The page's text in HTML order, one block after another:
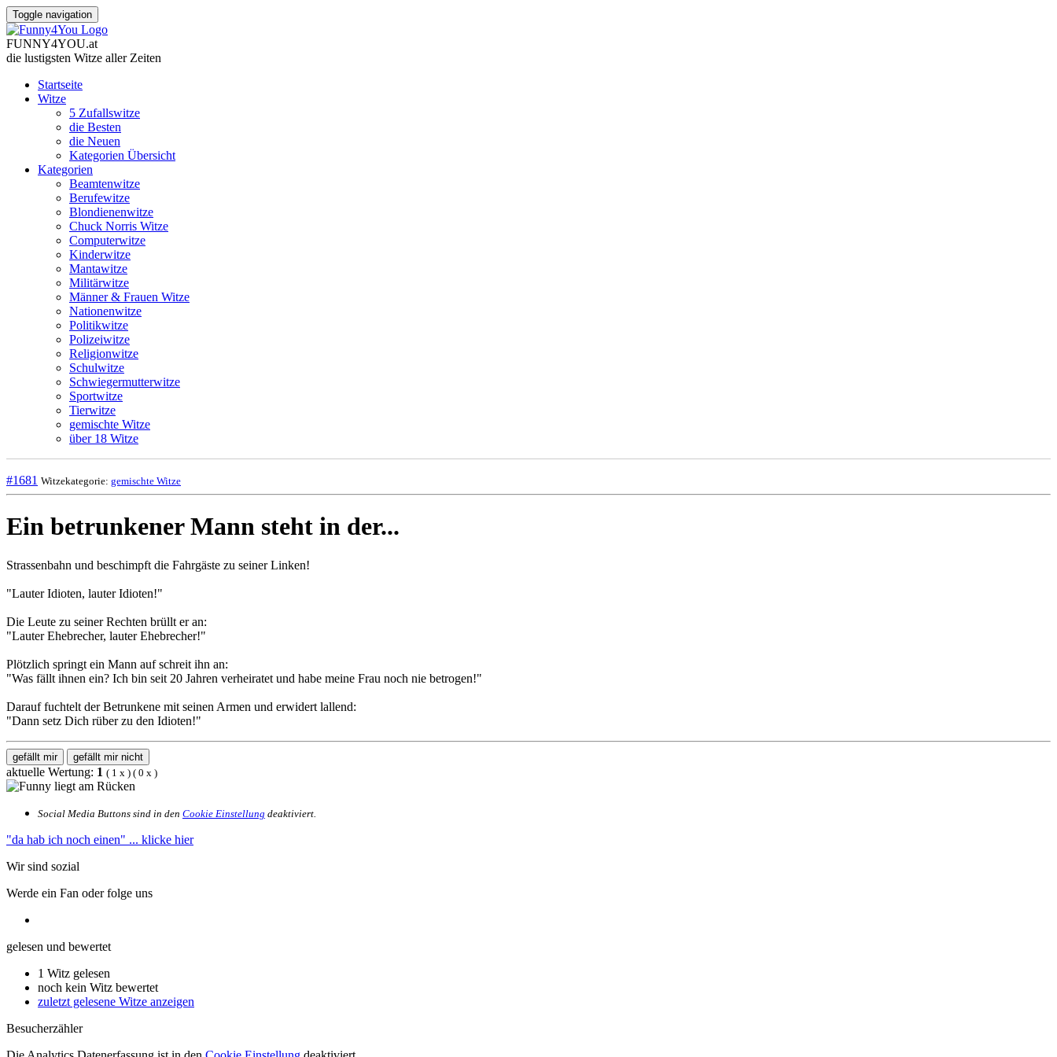
Toggle navigation
FUNNY4YOU.at
die lustigsten Witze aller Zeiten
Startseite
Witze
5 Zufallswitze
die Besten
die Neuen
Kategorien Übersicht
Kategorien
Beamtenwitze
Berufewitze
Blondienenwitze
Chuck Norris Witze
Computerwitze
Kinderwitze
Mantawitze
Militärwitze
Männer & Frauen Witze
Nationenwitze
Politikwitze
Polizeiwitze
Religionwitze
Schulwitze
Schwiegermutterwitze
Sportwitze
Tierwitze
gemischte Witze
über 18 Witze
#1681 Witzekategorie: gemischte Witze
Ein betrunkener Mann steht in der...
Strassenbahn und beschimpft die Fahrgäste zu seiner Linken!
"Lauter Idioten, lauter Idioten!"
Die Leute zu seiner Rechten brüllt er an:
"Lauter Ehebrecher, lauter Ehebrecher!"
Plötzlich springt ein Mann auf schreit ihn an:
"Was fällt ihnen ein? Ich bin seit 20 Jahren verheiratet und habe meine Frau noch nie betrogen!"
Darauf fuchtelt der Betrunkene mit seinen Armen und erwidert lallend:
"Dann setz Dich rüber zu den Idioten!"
gefällt mir gefällt mir nicht
aktuelle Wertung: 1 ( 1 x ) ( 0 x )
Social Media Buttons sind in den Cookie Einstellung deaktiviert.
"da hab ich noch einen" ... klicke hier
Wir sind sozial
Werde ein Fan oder folge uns
gelesen und bewertet
1 Witz gelesen
noch kein Witz bewertet
zuletzt gelesene Witze anzeigen
Besucherzähler